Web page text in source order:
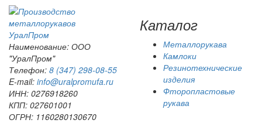
УралПром
Наименование: ООО
"УралПром"
Телефон: 8 (347) 298‑08‑55
E-mail: info@uralpromufa.ru
ИНН: 0276918260
КПП: 027601001
ОГРН: 1160280130670
Каталог
Металлорукава
Камлоки
Резинотехнические
изделия
Фторопластовые
рукава